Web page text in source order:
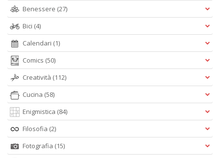
Benessere (27)
Bici (4)
Calendari (1)
Comics (50)
Creatività (112)
Cucina (58)
Enigmistica (84)
Filosofia (2)
Fotografia (15)